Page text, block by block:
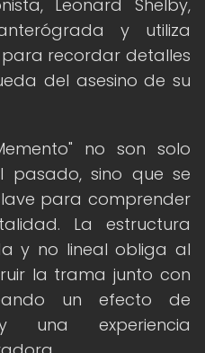
Leonard Shelby,
y utiliza
recordar detalles
del asesino de su
no son solo
pasado, sino que se
para comprender
La estructura
y no lineal obliga al
la trama junto con
un efecto de
una experiencia